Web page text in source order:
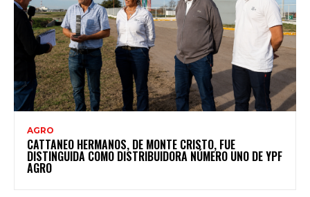
AGRO
CATTANEO HERMANOS, DE MONTE CRISTO, FUE
DISTINGUIDA COMO DISTRIBUIDORA NÚMERO UNO DE YPF
AGRO